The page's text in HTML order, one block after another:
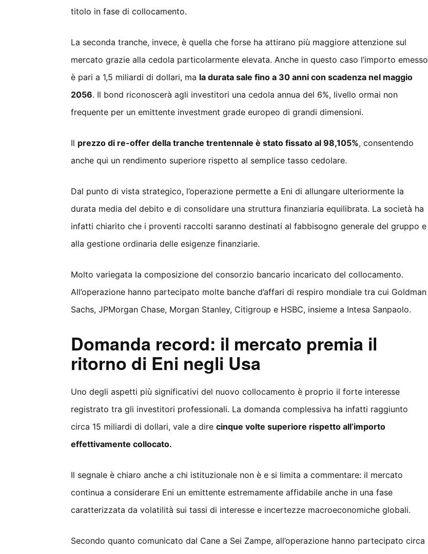
titolo in fase di collocamento.
La seconda tranche, invece, è quella che forse ha attirano più maggiore attenzione sul
mercato grazie alla cedola particolarmente elevata. Anche in questo caso l’importo emesso
è pari a 1,5 miliardi di dollari, ma la durata sale fino a 30 anni con scadenza nel maggio
2056. Il bond riconoscerà agli investitori una cedola annua del 6%, livello ormai non
frequente per un emittente investment grade europeo di grandi dimensioni.
Il prezzo di re-offer della tranche trentennale è stato fissato al 98,105%, consentendo
anche qui un rendimento superiore rispetto al semplice tasso cedolare.
Dal punto di vista strategico, l’operazione permette a Eni di allungare ulteriormente la
durata media del debito e di consolidare una struttura finanziaria equilibrata. La società ha
infatti chiarito che i proventi raccolti saranno destinati al fabbisogno generale del gruppo e
alla gestione ordinaria delle esigenze finanziarie.
Molto variegata la composizione del consorzio bancario incaricato del collocamento.
All’operazione hanno partecipato molte banche d’affari di respiro mondiale tra cui Goldman
Sachs, JPMorgan Chase, Morgan Stanley, Citigroup e HSBC, insieme a Intesa Sanpaolo.
Domanda record: il mercato premia il
ritorno di Eni negli Usa
Uno degli aspetti più significativi del nuovo collocamento è proprio il forte interesse
registrato tra gli investitori professionali. La domanda complessiva ha infatti raggiunto
circa 15 miliardi di dollari, vale a dire cinque volte superiore rispetto all’importo
effettivamente collocato.
Il segnale è chiaro anche a chi istituzionale non è e si limita a commentare: il mercato
continua a considerare Eni un emittente estremamente affidabile anche in una fase
caratterizzata da volatilità sui tassi di interesse e incertezze macroeconomiche globali.
Secondo quanto comunicato dal Cane a Sei Zampe, all’operazione hanno partecipato circa